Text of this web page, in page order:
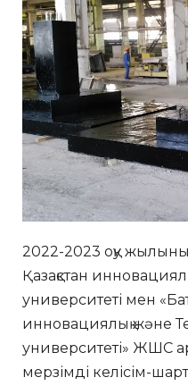
2022-2023 оқу
Қазақстан
университеті мен
инновациялық және
университеті» ЖШС
мерзімді келісім-